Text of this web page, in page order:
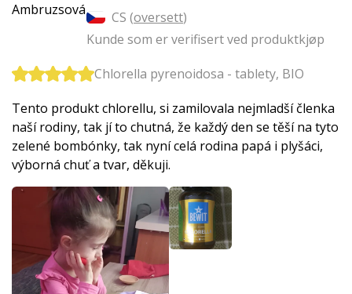
CS (oversett)
Kunde som er verifisert ved produktkjøp
Chlorella pyrenoidosa - tablety, BIO
Tento produkt chlorellu, si zamilovala nejmladší členka
naší rodiny, tak jí to chutná, že každý den se těší na tyto
zelené bombónky, tak nyní celá rodina papá i plyšáci,
výborná chuť a tvar, děkuji.